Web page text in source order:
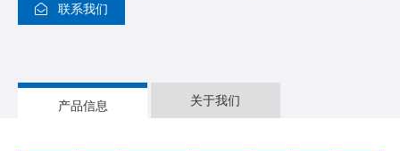
联系我们
产品信息 关于我们